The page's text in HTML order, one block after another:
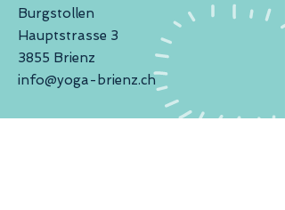
Burgstollen
Hauptstrasse 3
3855 Brienz
info@yoga-brienz.ch